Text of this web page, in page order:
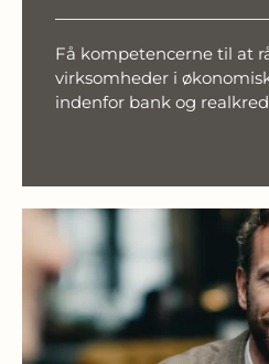
Få kompetencerne til at
virksomheder i
indenfor bank og